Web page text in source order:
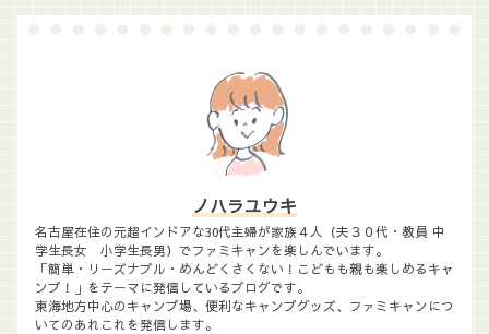
ノハラユウキ
名古屋在住の元超インドアな30代主婦が家族４人（夫３０代・教員 中
学生長女 小学生長男）でファミキャンを楽しんでいます。
「簡単・リーズナブル・めんどくさくない！こどもも親も楽しめるキャ
ンプ！」をテーマに発信しているブログです。
東海地方中心のキャンプ場、便利なキャンプグッズ、ファミキャンにつ
いてのあれこれを発信します。